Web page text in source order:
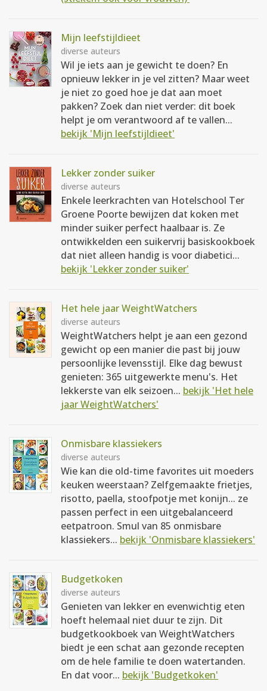
Mijn leefstijldieet
diverse auteurs
Wil je iets aan je gewicht te doen? En
opnieuw lekker in je vel zitten? Maar weet
je niet zo goed hoe je dat aan moet
pakken? Zoek dan niet verder: dit boek
helpt je om verantwoord af te vallen...
bekijk 'Mijn leefstijldieet'
Lekker zonder suiker
diverse auteurs
Enkele leerkrachten van Hotelschool Ter
Groene Poorte bewijzen dat koken met
minder suiker perfect haalbaar is. Ze
ontwikkelden een suikervrij basiskookboek
dat niet alleen handig is voor diabetici...
bekijk 'Lekker zonder suiker'
Het hele jaar WeightWatchers
diverse auteurs
WeightWatchers helpt je aan een gezond
gewicht op een manier die past bij jouw
persoonlijke levensstijl. Elke dag bewust
genieten: 365 uitgewerkte menu's. Het
lekkerste van elk seizoen... bekijk 'Het hele
jaar WeightWatchers'
Onmisbare klassiekers
diverse auteurs
Wie kan die old-time favorites uit moeders
keuken weerstaan? Zelfgemaakte frietjes,
risotto, paella, stoofpotje met konijn... ze
passen perfect in een uitgebalanceerd
eetpatroon. Smul van 85 onmisbare
klassiekers... bekijk 'Onmisbare klassiekers'
Budgetkoken
diverse auteurs
Genieten van lekker en evenwichtig eten
hoeft helemaal niet duur te zijn. Dit
budgetkookboek van WeightWatchers
biedt je een schat aan gezonde recepten
om de hele familie te doen watertanden.
En dat voor... bekijk 'Budgetkoken'